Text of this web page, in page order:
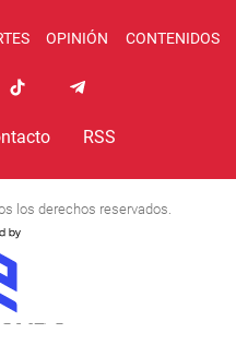
OPINIÓN CONTENIDOS
RSS
los derechos reservados.